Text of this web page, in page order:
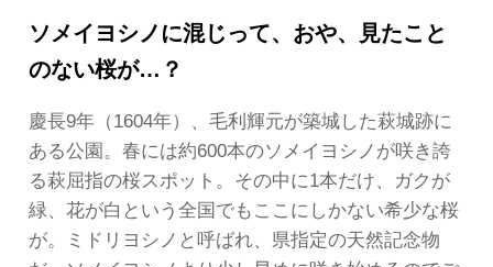
ソメイヨシノに混じって、おや、見たこと
のない桜が…？
慶長9年（1604年）、毛利輝元が築城した萩城跡に
ある公園。春には約600本のソメイヨシノが咲き誇
る萩屈指の桜スポット。その中に1本だけ、ガクが
緑、花が白という全国でもここにしかない希少な桜
が。ミドリヨシノと呼ばれ、県指定の天然記念物